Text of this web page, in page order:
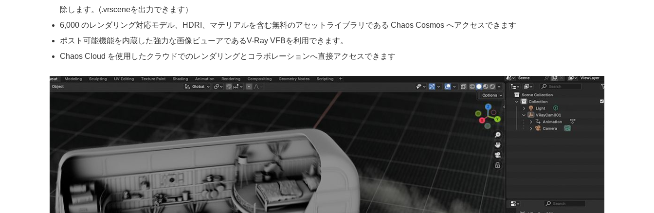
除します。(.vrsceneを出力できます）
6,000 のレンダリング対応モデル、HDRI、マテリアルを含む無料のアセットライブラリである Chaos Cosmos へアクセスできます
ポスト可能機能を内蔵した強力な画像ビューアであるV-Ray VFBを利用できます。
Chaos Cloud を使用したクラウドでのレンダリングとコラボレーションへ直接アクセスできます